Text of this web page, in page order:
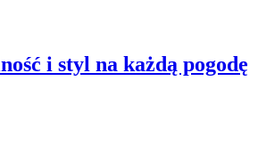
i styl na każdą pogodę